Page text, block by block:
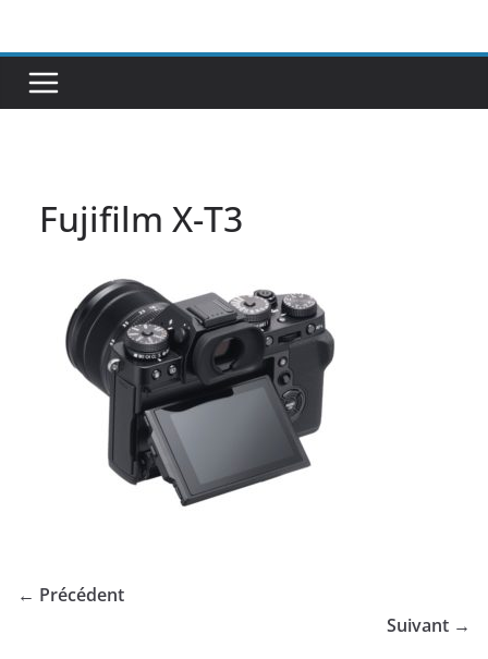
contenu
Fujifilm X-T3
← Précédent
Suivant →